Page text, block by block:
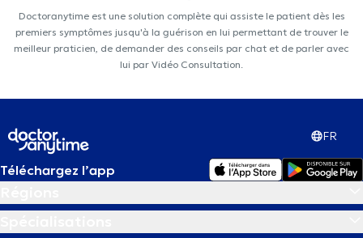
Doctoranytime est une solution complète qui assiste le patient dès les
premiers symptômes jusqu'à la guérison en lui permettant de trouver le
meilleur praticien, de demander des conseils par chat et de parler avec
lui par Vidéo Consultation.
FR
Téléchargez l’app